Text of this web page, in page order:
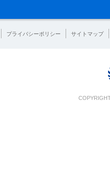
プライバシーポリシー サイトマップ